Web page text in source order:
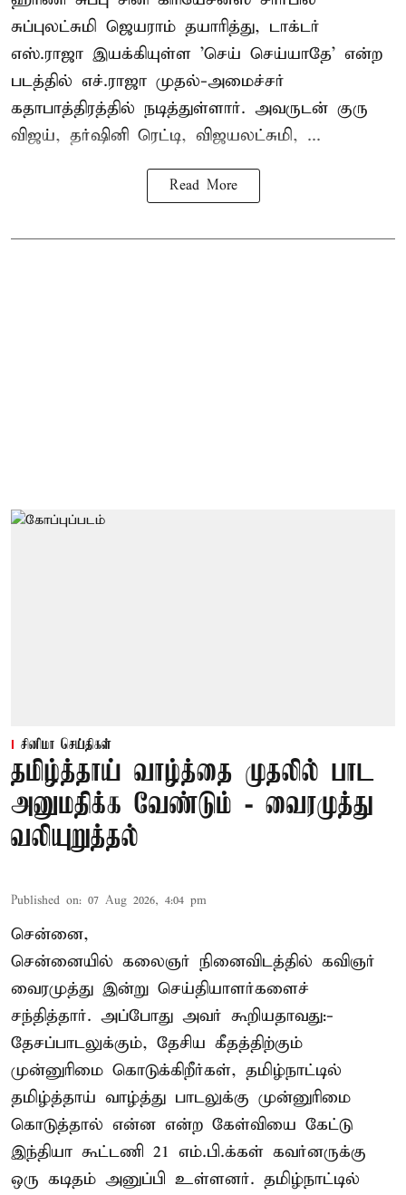
சுப்புலட்சுமி ஜெயராம் தயாரித்து, டாக்டர்
எஸ்.ராஜா இயக்கியுள்ள 'செய் செய்யாதே' என்ற
படத்தில் எச்.ராஜா முதல்-அமைச்சர்
கதாபாத்திரத்தில் நடித்துள்ளார். அவருடன் குரு
விஜய், தர்ஷினி ரெட்டி, விஜயலட்சுமி, ...
Read More
சினிமா செய்திகள்
தமிழ்த்தாய் வாழ்த்தை முதலில் பாட
அனுமதிக்க வேண்டும் - வைரமுத்து
வலியுறுத்தல்
Published on: 07 Aug 2026, 4:04 pm
சென்னை,
சென்னையில் கலைஞர் நினைவிடத்தில் கவிஞர்
வைரமுத்து இன்று செய்தியாளர்களைச்
சந்தித்தார். அப்போது அவர் கூறியதாவது:-
தேசப்பாடலுக்கும், தேசிய கீதத்திற்கும்
முன்னுரிமை கொடுக்கிறீர்கள், தமிழ்நாட்டில்
தமிழ்த்தாய் வாழ்த்து பாடலுக்கு முன்னுரிமை
கொடுத்தால் என்ன என்ற கேள்வியை கேட்டு
இந்தியா கூட்டணி 21 எம்.பி.க்கள் கவர்னருக்கு
ஒரு கடிதம் அனுப்பி உள்ளனர். தமிழ்நாட்டில்